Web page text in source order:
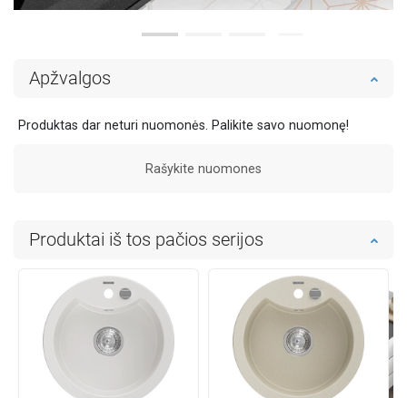
Apžvalgos
Produktas dar neturi nuomonės. Palikite savo nuomonę!
Rašykite nuomones
Produktai iš tos pačios serijos